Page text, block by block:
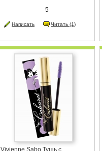
5
Написать Читать (1)
Vivienne Sabo Тушь с